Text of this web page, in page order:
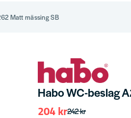
Matt mässing SB
Habo WC-beslag
242 kr
204 kr